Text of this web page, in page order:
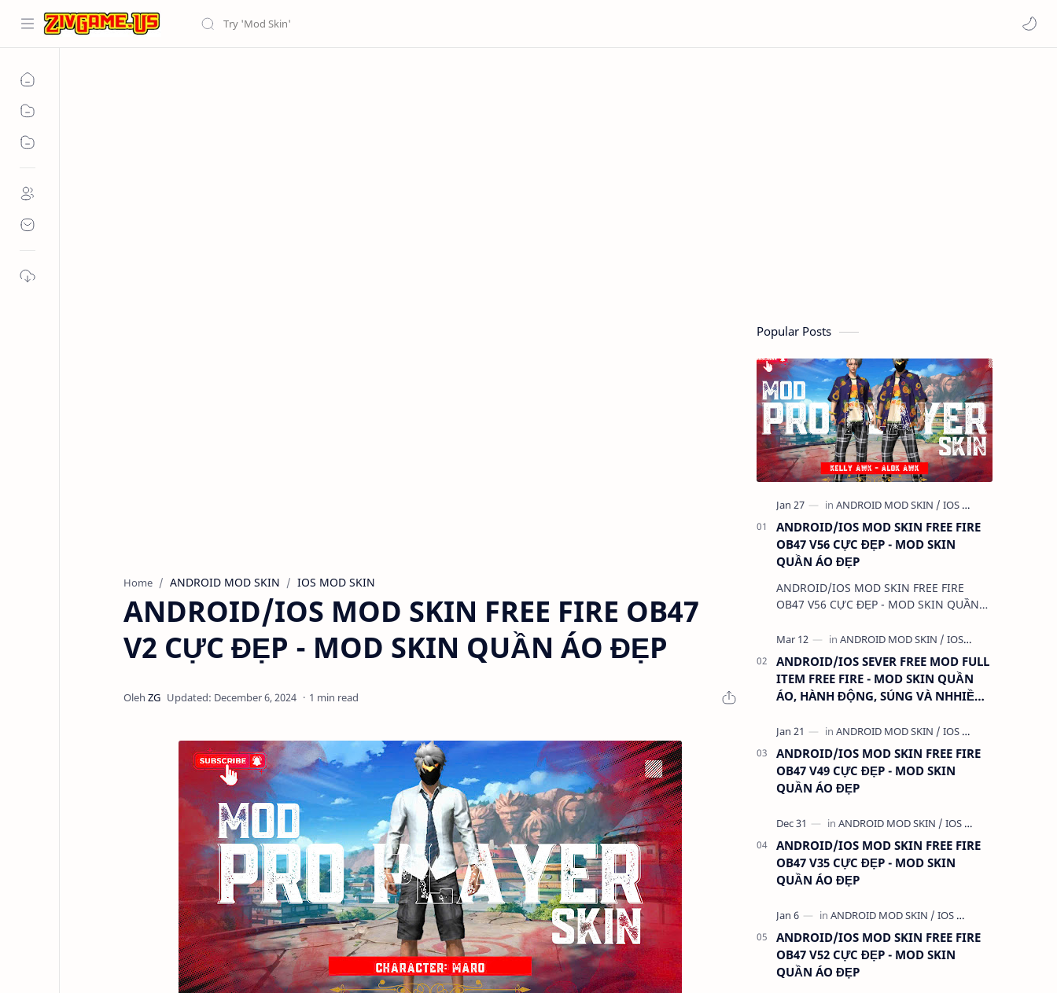
Home ANDROID MOD SKIN IOS MOD SKIN
ANDROID/IOS MOD SKIN FREE FIRE OB47
V2 CỰC ĐẸP - MOD SKIN QUẦN ÁO ĐẸP
1 min read
Popular Posts
ANDROID/IOS MOD SKIN FREE FIRE
OB47 V56 CỰC ĐẸP - MOD SKIN
QUẦN ÁO ĐẸP
ANDROID/IOS MOD SKIN FREE FIRE
OB47 V56 CỰC ĐẸP - MOD SKIN QUẦN
QUẦN ÁO - MOD CLOTHES 2. TẢI VÀ CÀI
ĐẶT (BẢN FULL KHÔ…
ANDROID/IOS SEVER FREE MOD FULL
ITEM FREE FIRE - MOD SKIN QUẦN
ÁO, HÀNH ĐỘNG, SÚNG VÀ NHHIỀU
ANDROID/IOS MOD SKIN FREE FIRE
OB47 V49 CỰC ĐẸP - MOD SKIN
QUẦN ÁO ĐẸP
ANDROID/IOS MOD SKIN FREE FIRE
OB47 V35 CỰC ĐẸP - MOD SKIN
QUẦN ÁO ĐẸP
ANDROID/IOS MOD SKIN FREE FIRE
OB47 V52 CỰC ĐẸP - MOD SKIN
QUẦN ÁO ĐẸP